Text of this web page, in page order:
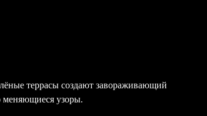
террасы создают завораживающий
меняющиеся узоры.